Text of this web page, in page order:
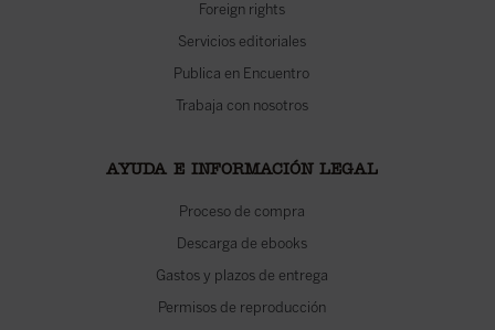
Foreign rights
Servicios editoriales
Publica en Encuentro
Trabaja con nosotros
AYUDA E INFORMACIÓN LEGAL
Proceso de compra
Descarga de ebooks
Gastos y plazos de entrega
Permisos de reproducción